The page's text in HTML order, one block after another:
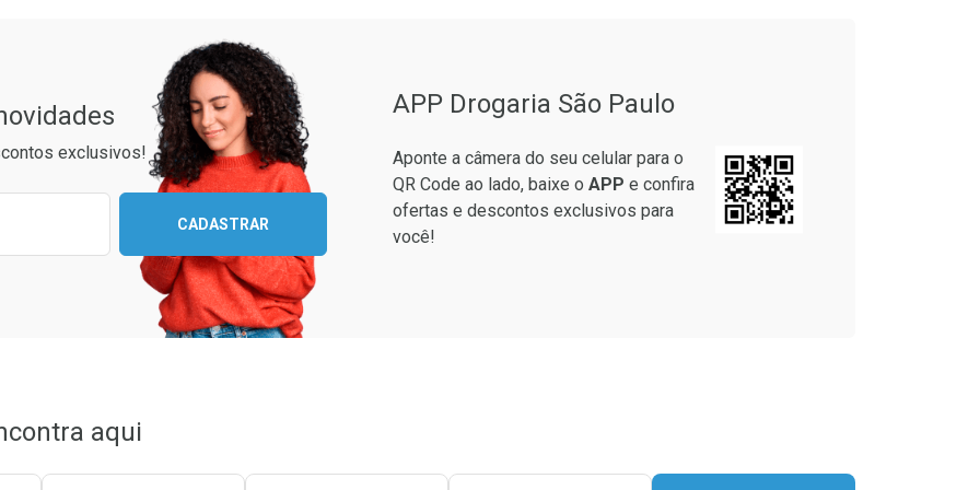
exclusivos!
para receber as melhores ofertas:
CADASTRAR
APP Drogaria São Paulo
Aponte a câmera do seu celular para o
QR Code ao lado, baixe o APP e confira
ofertas e descontos exclusivos para
você!
aqui